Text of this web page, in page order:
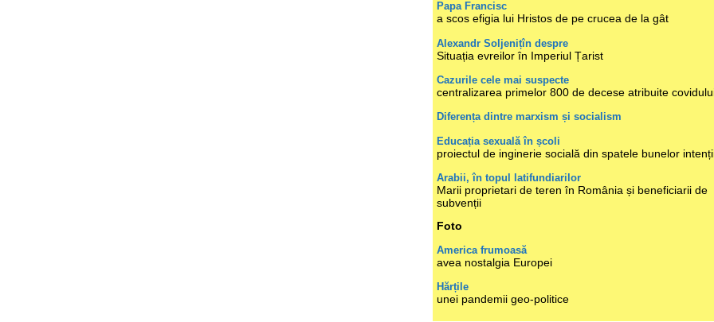
Papa Francisc
a scos efigia lui Hristos de pe crucea de la gât
Alexandr Soljenițîn despre
Situația evreilor în Imperiul Țarist
Cazurile cele mai suspecte
centralizarea primelor 800 de decese atribuite
Diferența dintre marxism și socialism
Educația sexuală în școli
proiectul de inginerie socială din spatele bunelor
Arabii, în topul latifundiarilor
Marii proprietari de teren în România și beneficiarii de
subvenții
Foto
America frumoasă
avea nostalgia Europei
Hărțile
unei pandemii geo-politice